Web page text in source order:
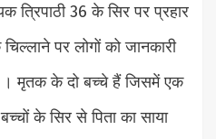
त्रिपाठी 36 के सिर पर प्रहार
पर लोगों को जानकारी
। मृतक के दो बच्चे हैं जिसमें एक
के सिर से पिता का साया